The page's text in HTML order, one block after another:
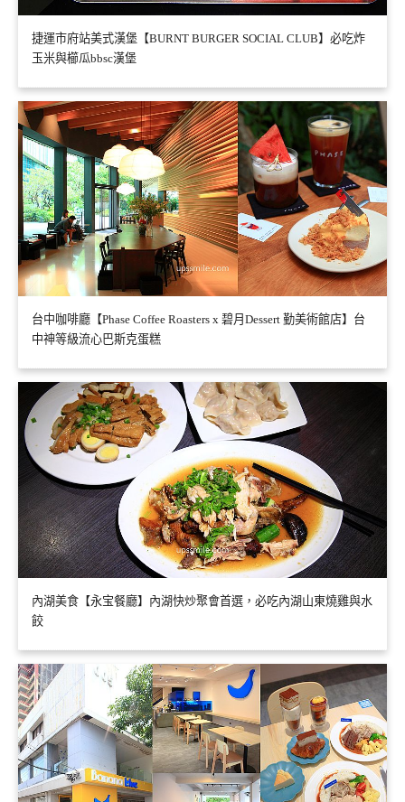
捷運市府站美式漢堡【BURNT BURGER SOCIAL CLUB】必吃炸
玉米與櫛瓜bbsc漢堡
台中咖啡廳【Phase Coffee Roasters x 碧月Dessert 勤美術館店】台
中神等級流心巴斯克蛋糕
內湖美食【永宝餐廳】內湖快炒聚會首選，必吃內湖山東燒雞與水
餃